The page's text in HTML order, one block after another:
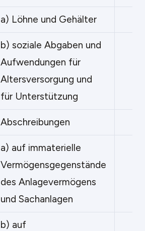
a) Löhne und Gehälter
b) soziale Abgaben und
Aufwendungen für
Altersversorgung und
für Unterstützung
Abschreibungen
a) auf immaterielle
Vermögensgegenstände
des Anlagevermögens
und Sachanlagen
b) auf